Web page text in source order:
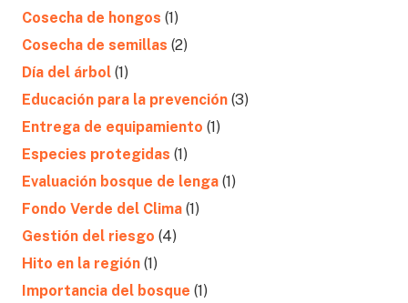
Cosecha de hongos (1)
Cosecha de semillas (2)
Día del árbol (1)
Educación para la prevención (3)
Entrega de equipamiento (1)
Especies protegidas (1)
Evaluación bosque de lenga (1)
Fondo Verde del Clima (1)
Gestión del riesgo (4)
Hito en la región (1)
Importancia del bosque (1)